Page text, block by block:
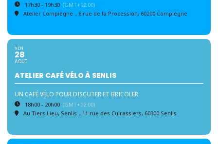
17h30 - 19h30 (GMT+02:00)
Atelier Compiègne , 6 rue de la Procession, 60200 Compiègne
VEN
28
AOUT
ATELIER CAFÉ VÉLO À SENLIS
UN CAFÉ VÉLO POUR DISCUTER ET BRICOLER
18h00 - 20h00 (GMT+02:00)
Au Tiers Lieu, Senlis , 11 rue des Cuirassiers, 60300 Senlis